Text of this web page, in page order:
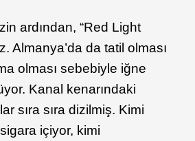
ardından, “Red Light
Almanya’da da tatil olması
olması sebebiyle iğne
Kanal kenarındaki
sıra sıra dizilmiş. Kimi
içiyor, kimi